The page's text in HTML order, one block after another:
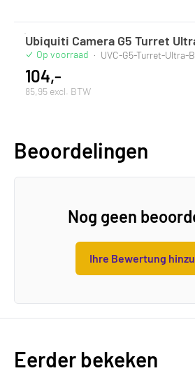
Ubiquiti Camera G5 Turret
Op voorraad · UVC-G5-Turret-Ultra-B
104,-
85,95 excl. BTW
Beoordelingen
Nog geen
Ihre Bewertung
Eerder bekeken